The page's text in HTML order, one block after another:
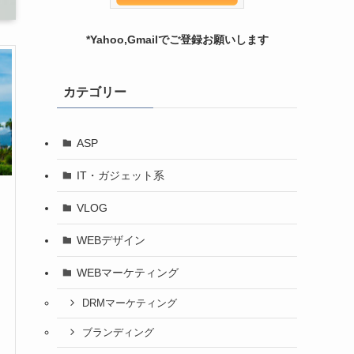
*Yahoo,Gmailでご登録お願いします
カテゴリー
ASP
IT・ガジェット系
VLOG
WEBデザイン
WEBマーケティング
DRMマーケティング
ブランディング